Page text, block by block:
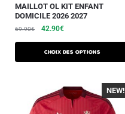
MAILLOT OL KIT ENFANT
DOMICILE 2026 2027
69.90€ 42.90€
Choix des options
-40%
NEW!